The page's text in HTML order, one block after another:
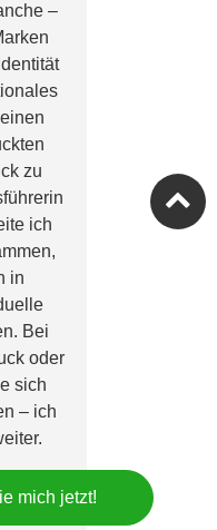
–
zu
ich
in
Bei
oder
sich
– ich
mich jetzt!